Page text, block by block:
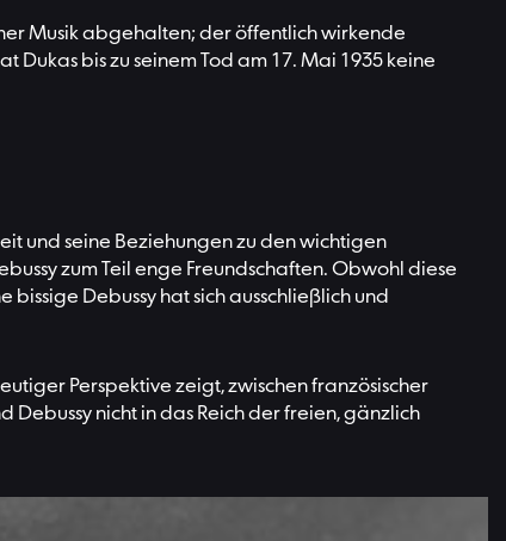
Musik abgehalten; der öffentlich wirkende
Dukas bis zu seinem Tod am 17. Mai 1935 keine
und seine Beziehungen zu den wichtigen
zum Teil enge Freundschaften. Obwohl diese
Debussy hat sich ausschließlich und
Perspektive zeigt, zwischen französischer
Debussy nicht in das Reich der freien, gänzlich